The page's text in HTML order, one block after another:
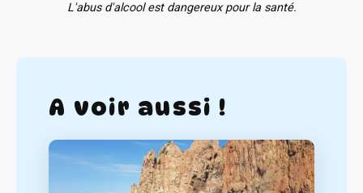
L'abus d'alcool est dangereux pour la santé.
A voir aussi !